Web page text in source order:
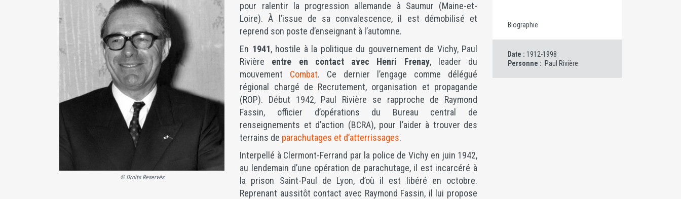
© Droits Reservés
pour ralentir la progression allemande à Saumur (Maine-et-
Loire). À l’issue de sa convalescence, il est démobilisé et
reprend son poste d’enseignant à l’automne.
En 1941, hostile à la politique du gouvernement de Vichy, Paul
Rivière entre en contact avec Henri Frenay, leader du
mouvement Combat. Ce dernier l’engage comme délégué
régional chargé de Recrutement, organisation et propagande
(ROP). Début 1942, Paul Rivière se rapproche de Raymond
Fassin, officier d’opérations du Bureau central de
renseignements et d’action (BCRA), pour l’aider à trouver des
terrains de parachutages et d’atterrissages.
Interpellé à Clermont-Ferrand par la police de Vichy en juin 1942,
au lendemain d’une opération de parachutage, il est incarcéré à
la prison Saint-Paul de Lyon, d’où il est libéré en octobre.
Reprenant aussitôt contact avec Raymond Fassin, il lui propose
Biographie
Date : 1912-1998
Personne : Paul Rivière